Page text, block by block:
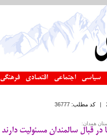
سیاسی اجتماعی اقتصادی فرهنگی
|کد مطلب:36777
همدان:
در قبال سالمندان مسئولیت دارند